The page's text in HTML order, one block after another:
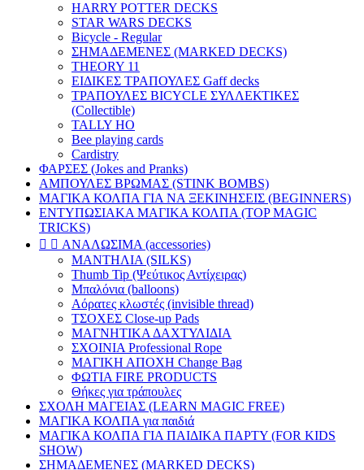
HARRY POTTER DECKS
STAR WARS DECKS
Bicycle - Regular
ΣΗΜΑΔΕΜΕΝΕΣ (MARKED DECKS)
THEORY 11
ΕΙΔΙΚΕΣ ΤΡΑΠΟΥΛΕΣ Gaff decks
ΤΡΑΠΟΥΛΕΣ BICYCLE ΣΥΛΛΕΚΤΙΚΕΣ
(Collectible)
TALLY HO
Bee playing cards
Cardistry
ΦΑΡΣΕΣ (Jokes and Pranks)
ΑΜΠΟΥΛΕΣ ΒΡΩΜΑΣ (STINK BOMBS)
ΜΑΓΙΚΑ ΚΟΛΠΑ ΓΙΑ ΝΑ ΞΕΚΙΝΗΣΕΙΣ (BEGINNERS)
ΕΝΤΥΠΩΣΙΑΚΑ ΜΑΓΙΚΑ ΚΟΛΠΑ (TOP MAGIC
TRICKS)
  ΑΝΑΛΩΣΙΜΑ (accessories)
ΜΑΝΤΗΛΙΑ (SILKS)
Thumb Tip (Ψεύτικος Αντίχειρας)
Μπαλόνια (balloons)
Αόρατες κλωστές (invisible thread)
ΤΣΟΧΕΣ Close-up Pads
ΜΑΓΝΗΤΙΚΑ ΔΑΧΤΥΛΙΔΙΑ
ΣΧΟΙΝΙΑ Professional Rope
ΜΑΓΙΚΗ ΑΠΟΧΗ Change Bag
ΦΩΤΙΑ FIRE PRODUCTS
Θήκες για τράπουλες
ΣΧΟΛΗ ΜΑΓΕΙΑΣ (LEARN MAGIC FREE)
ΜΑΓΙΚΑ ΚΟΛΠΑ για παιδιά
ΜΑΓΙΚΑ ΚΟΛΠΑ ΓΙΑ ΠΑΙΔΙΚΑ ΠΑΡΤΥ (FOR KIDS
SHOW)
ΣΗΜΑΔΕΜΕΝΕΣ (MARKED DECKS)